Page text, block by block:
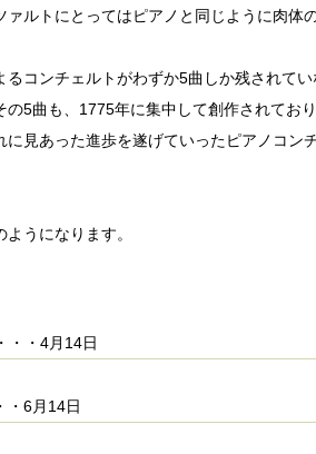
ルトにとってはピアノと同じように肉体
るコンチェルトがわずか5曲しか残されて
の5曲も、1775年に集中して創作されてお
に見あった進歩を遂げていったピアノコン
うになります。
・4月14日
6月14日